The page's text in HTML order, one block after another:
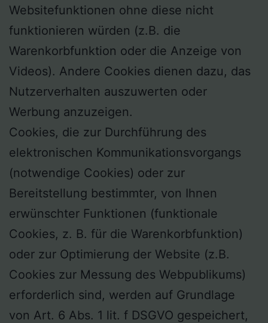
Websitefunktionen ohne diese nicht
funktionieren würden (z.B. die
Warenkorbfunktion oder die Anzeige von
Videos). Andere Cookies dienen dazu, das
Nutzerverhalten auszuwerten oder
Werbung anzuzeigen.
Cookies, die zur Durchführung des
elektronischen Kommunikationsvorgangs
(notwendige Cookies) oder zur
Bereitstellung bestimmter, von Ihnen
erwünschter Funktionen (funktionale
Cookies, z. B. für die Warenkorbfunktion)
oder zur Optimierung der Website (z.B.
Cookies zur Messung des Webpublikums)
erforderlich sind, werden auf Grundlage
von Art. 6 Abs. 1 lit. f DSGVO gespeichert,